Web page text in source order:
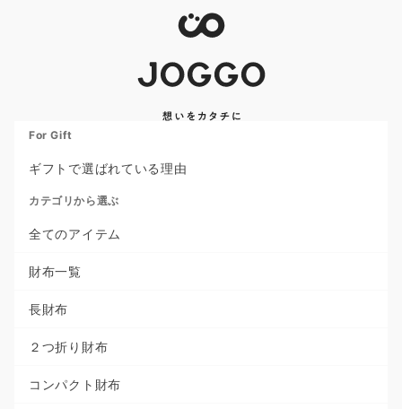
For Gift
ギフトで選ばれている理由
カテゴリから選ぶ
全てのアイテム
財布一覧
長財布
２つ折り財布
コンパクト財布